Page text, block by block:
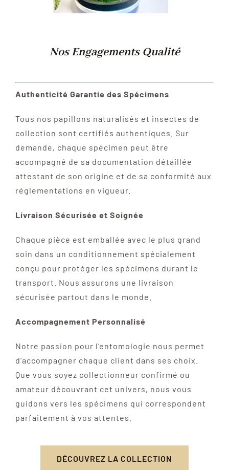
Nos Engagements Qualité
Authenticité Garantie des Spécimens
Tous nos papillons naturalisés et insectes de
collection sont certifiés authentiques. Sur
demande, chaque spécimen peut être
accompagné de sa documentation détaillée
attestant de son origine et de sa conformité aux
réglementations en vigueur.
Livraison Sécurisée et Soignée
Chaque pièce est emballée avec le plus grand
soin dans un conditionnement spécialement
conçu pour protéger les spécimens durant le
transport. Nous assurons une livraison
sécurisée partout dans le monde.
Accompagnement Personnalisé
Notre passion pour l’entomologie nous permet
d’accompagner chaque client dans ses choix.
Que vous soyez collectionneur confirmé ou
amateur découvrant cet univers, nous vous
guidons vers les spécimens qui correspondent
parfaitement à vos attentes.
DÉCOUVREZ LA COLLECTION